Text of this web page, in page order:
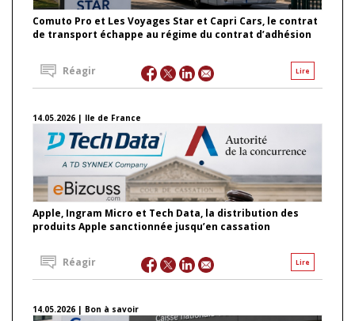
Comuto Pro et Les Voyages Star et Capri Cars, le contrat
de transport échappe au régime du contrat d’adhésion
Lire
Réagir
14.05.2026 | Ile de France
Apple, Ingram Micro et Tech Data, la distribution des
produits Apple sanctionnée jusqu’en cassation
Lire
Réagir
14.05.2026 | Bon à savoir